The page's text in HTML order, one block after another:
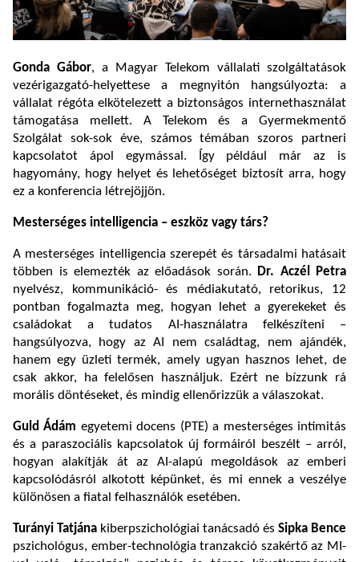
Gonda Gábor, a Magyar Telekom vállalati szolgáltatások
vezérigazgató-helyettese a megnyitón hangsúlyozta: a
vállalat régóta elkötelezett a biztonságos internethasználat
támogatása mellett. A Telekom és a Gyermekmentő
Szolgálat sok-sok éve, számos témában szoros partneri
kapcsolatot ápol egymással. Így például már az is
hagyomány, hogy helyet és lehetőséget biztosít arra, hogy
ez a konferencia létrejöjjön.
Mesterséges intelligencia – eszköz vagy társ?
A mesterséges intelligencia szerepét és társadalmi hatásait
többen is elemezték az előadások során.
Dr. Aczél Petra
nyelvész, kommunikáció- és médiakutató, retorikus, 12
pontban fogalmazta meg, hogyan lehet a gyerekeket és
családokat a tudatos AI-használatra felkészíteni –
hangsúlyozva, hogy az AI nem családtag, nem ajándék,
hanem egy üzleti termék, amely ugyan hasznos lehet, de
csak akkor, ha felelősen használjuk. Ezért ne bízzunk rá
morális döntéseket, és mindig ellenőrizzük a válaszokat.
Guld Ádám egyetemi docens (PTE) a mesterséges intimitás
és a paraszociális kapcsolatok új formáiról beszélt – arról,
hogyan alakítják át az AI-alapú megoldások az emberi
kapcsolódásról alkotott képünket, és mi ennek a veszélye
különösen a fiatal felhasználók esetében.
Turányi Tatjána kiberpszichológiai tanácsadó és Sipka Bence
pszichológus, ember-technológia tranzakció szakértő az MI-